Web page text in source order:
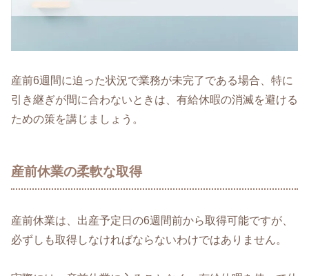
産前6週間に迫った状況で業務が未完了である場合、特に
引き継ぎが間に合わないときは、有給休暇の消滅を避ける
ための策を講じましょう。
産前休業の柔軟な取得
産前休業は、出産予定日の6週間前から取得可能ですが、
必ずしも取得しなければならないわけではありません。